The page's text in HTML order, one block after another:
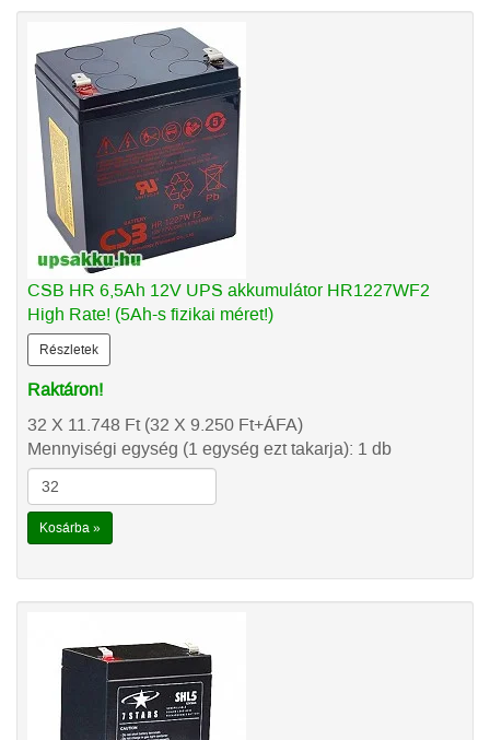
CSB HR 6,5Ah 12V UPS akkumulátor HR1227WF2
High Rate! (5Ah-s fizikai méret!)
Részletek
Raktáron!
32 X 11.748 Ft(32 X 9.250 Ft+ÁFA)
Mennyiségi egység (1 egység ezt takarja): 1 db
Kosárba »